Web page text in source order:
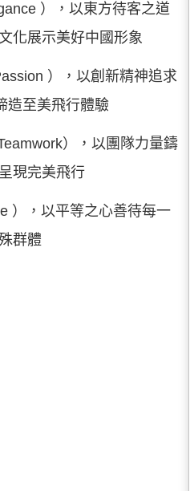
），以東方待客之道
化展示美好中國形象
），以創新精神追求
造至美飛行體驗
），以團隊力量鑄
現完美飛行
），以平等之心善待每一
群體